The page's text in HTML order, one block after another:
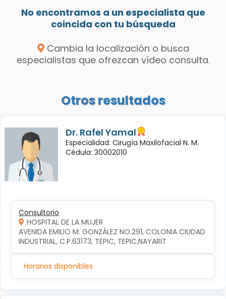
No encontramos a un especialista que
coincida con tu búsqueda
Cambia la localización o busca
especialistas que ofrezcan vídeo consulta.
Otros resultados
Dr. Rafel Yamal
Especialidad: Cirugía Maxilofacial N. M.
Cédula: 30002010
Consultorio
HOSPITAL DE LA MUJER
AVENIDA EMILIO M. GONZÁLEZ NO.291, COLONIA CIUDAD
INDUSTRIAL, C.P.63173, TEPIC, TEPIC,NAYARIT
Horarios disponibles